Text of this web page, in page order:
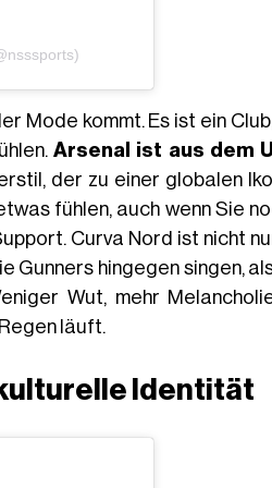
Mode kommt. Es ist ein
Arsenal ist aus dem
der zu einer globalen
fühlen, auch wenn Sie
Curva Nord ist nicht
Gunners hingegen singen,
Wut, mehr
läuft.
Identität